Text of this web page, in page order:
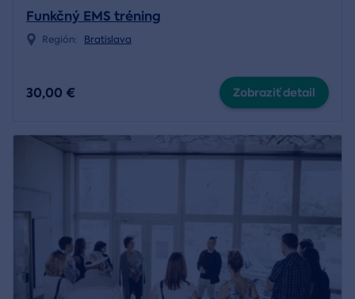
Funkčný EMS tréning
Región: Bratislava
30,00 € Zobraziť detail